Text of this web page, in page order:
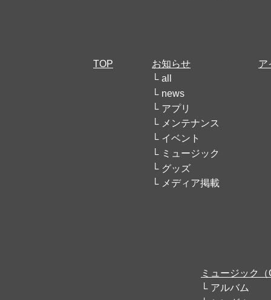
TOP
お知らせ
all
news
アプリ
メンテナンス
イベント
ミュージック
グッズ
メディア掲載
ア
ミュージック
アルバム